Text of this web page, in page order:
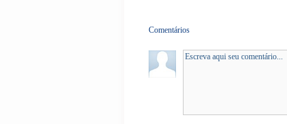
Comentários